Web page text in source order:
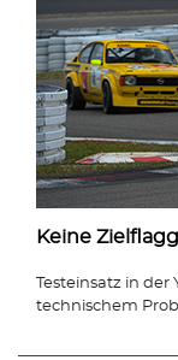
Keine
Testeinsatz in
technischem